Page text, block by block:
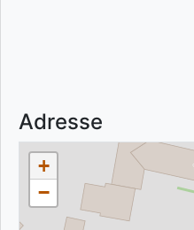
Adresse
+
−